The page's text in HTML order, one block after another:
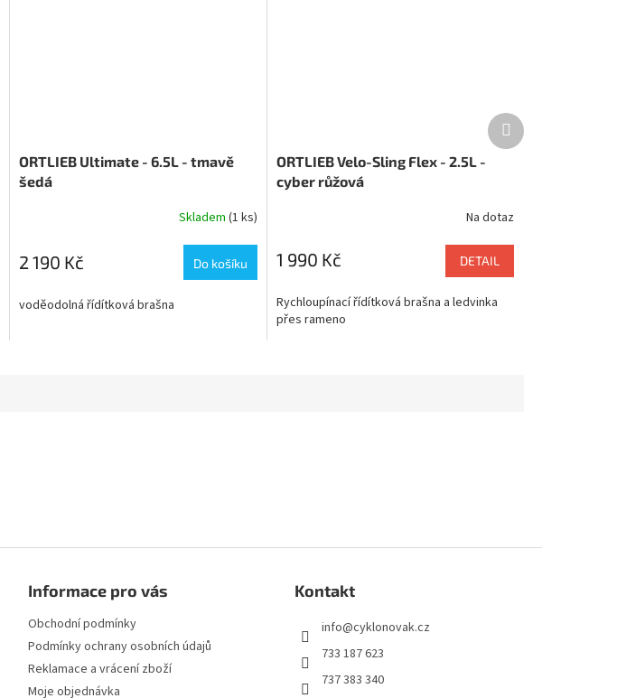
ORTLIEB Ultimate - 6.5L - tmavě
šedá
Skladem (1 ks)
2 190 Kč Do košíku
voděodolná řídítková brašna
ORTLIEB Velo-Sling Flex - 2.5L -
cyber růžová
Na dotaz
1 990 Kč DETAIL
Rychloupínací řídítková brašna a ledvinka
přes rameno
Další
produkt
Informace pro vás
Obchodní podmínky
Podmínky ochrany osobních údajů
Reklamace a vrácení zboží
Moje objednávka
Kontakt
info@cyklonovak.cz
733 187 623
737 383 340